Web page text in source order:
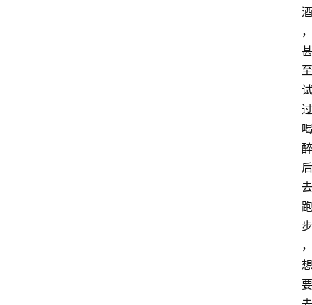
酒
，
甚
至
试
过
喝
醉
后
去
跑
步
，
想
要